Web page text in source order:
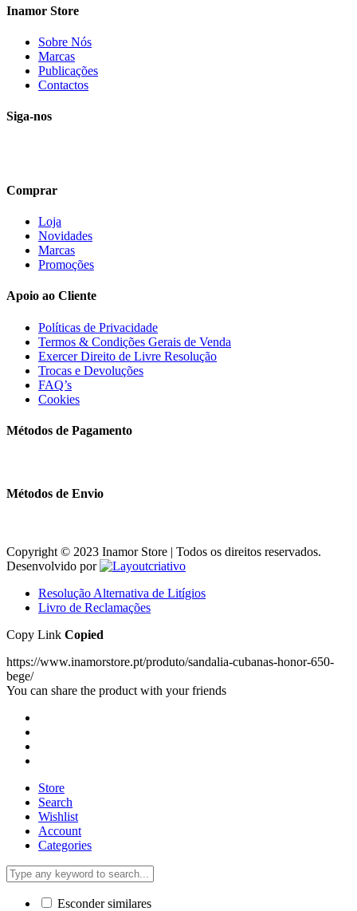
Inamor Store
Sobre Nós
Marcas
Publicações
Contactos
Siga-nos
Comprar
Loja
Novidades
Marcas
Promoções
Apoio ao Cliente
Políticas de Privacidade
Termos & Condições Gerais de Venda
Exercer Direito de Livre Resolução
Trocas e Devoluções
FAQ’s
Cookies
Métodos de Pagamento
Métodos de Envio
Copyright © 2023 Inamor Store | Todos os direitos reservados.
Desenvolvido por
Resolução Alternativa de Litígios
Livro de Reclamações
Copy Link Copied
https://www.inamorstore.pt/produto/sandalia-cubanas-honor-650-
bege/
You can share the product with your friends
Store
Search
Wishlist
Account
Categories
Esconder similares